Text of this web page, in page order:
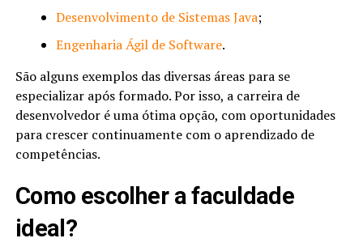
Desenvolvimento de Sistemas Java;
Engenharia Ágil de Software.
São alguns exemplos das diversas áreas para se
especializar após formado. Por isso, a carreira de
desenvolvedor é uma ótima opção, com oportunidades
para crescer continuamente com o aprendizado de
competências.
Como escolher a faculdade
ideal?